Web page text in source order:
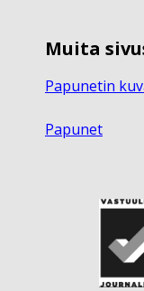
Muita
Papunetin
Papunet